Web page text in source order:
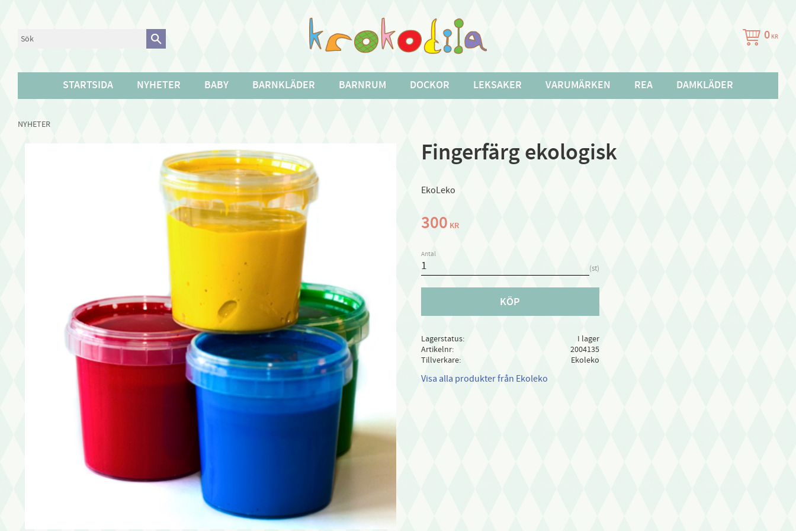
0 KR
STARTSIDA NYHETER BABY BARNKLÄDER BARNRUM DOCKOR LEKSAKER VARUMÄRKEN REA DAMKLÄDER
NYHETER
Fingerfärg ekologisk
EkoLeko
300 KR
Antal
st
KÖP
Lagerstatus
I lager
Artikelnr
2004135
Tillverkare
Ekoleko
Visa alla produkter från Ekoleko